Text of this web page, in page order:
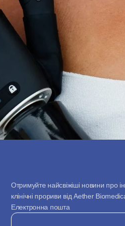
Отримуйте найсвіжіші новини про
клінічні прориви від Aether
Електронна пошта